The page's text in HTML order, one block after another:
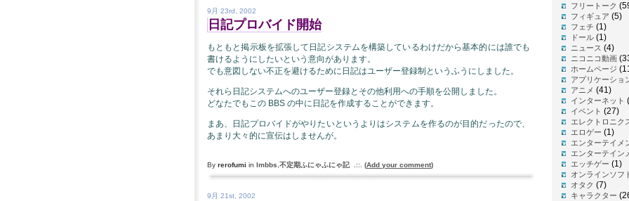
9月 23rd, 2002
日記プロバイド開始
もともと掲示板を拡張して日記システムを構築しているわけだから基本的には誰でも
書けるようにしたいという意向があります。
でも意図しない不正を避けるために日記はユーザー登録制というふうにしました。
それら日記システムへのユーザー登録とその他利用への手順を公開しました。
どなたでもこの BBS の中に日記を作成することができます。
まあ、日記プロバイドがやりたいというよりはシステムを作るのが目的だったので、
あまり大々的に宣伝はしませんが。
By rerofumi in lmbbs 不定期ふにゃふにゃ記.::. (Add your comment)
9月 21st, 2002
フリートーク
フィギュア (5)
フェチ (1)
ドール (1)
ニュース (4)
ニコニコ動画
ホームページ
アプリケーショ
アニメ (41)
インターネット
イベント (27)
エレクトロニク
エロゲー (1)
エンターテイメ
エンターテイン
エッチゲー (1)
オンラインソフ
オタク (7)
キャラクター